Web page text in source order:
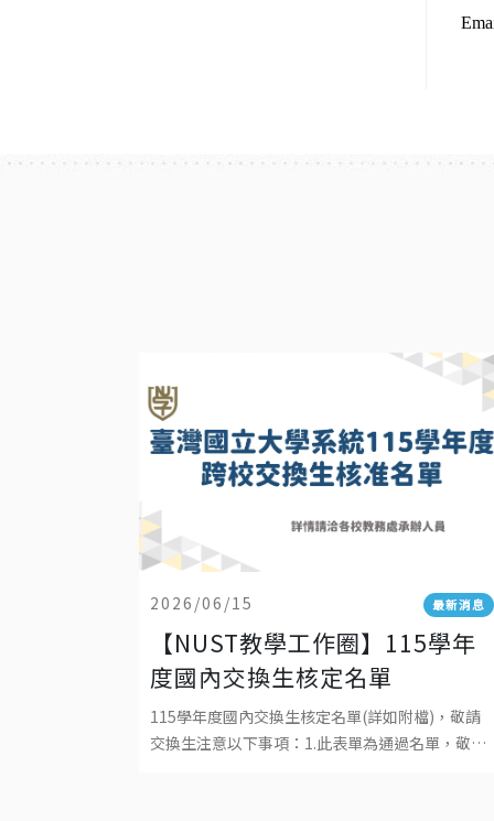
2026/06/15 最新消息
【NUST教學工作圈】115學年
度國內交換生核定名單
115學年度國內交換生核定名單(詳如附檔)，敬請
交換生注意以下事項：1.此表單為通過名單，敬請